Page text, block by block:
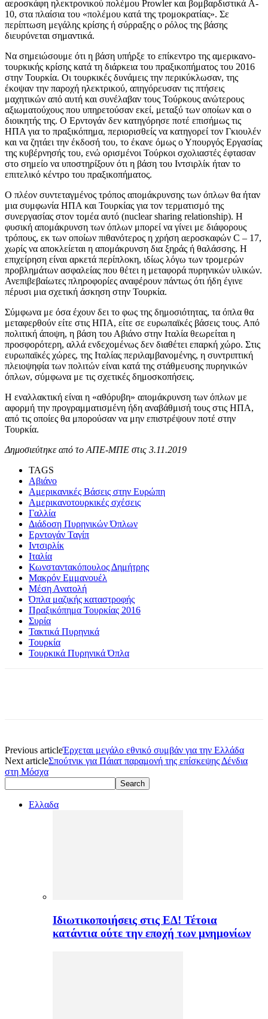
αεροσκάφη ηλεκτρονικού πολέμου Prowler και βομβαρδιστικά A-
10, στα πλαίσια του «πολέμου κατά της τρομοκρατίας». Σε
περίπτωση μεγάλης κρίσης ή σύρραξης ο ρόλος της βάσης
διευρύνεται σημαντικά.
Να σημειώσουμε ότι η βάση υπήρξε το επίκεντρο της αμερικανο-
τουρκικής κρίσης κατά τη διάρκεια του πραξικοπήματος του 2016
στην Τουρκία. Οι τουρκικές δυνάμεις την περικύκλωσαν, της
έκοψαν την παροχή ηλεκτρικού, απηγόρευσαν τις πτήσεις
μαχητικών από αυτή και συνέλαβαν τους Τούρκους ανώτερους
αξιωματούχους που υπηρετούσαν εκεί, μεταξύ των οποίων και ο
διοικητής της. Ο Ερντογάν δεν κατηγόρησε ποτέ επισήμως τις
ΗΠΑ για το πραξικόπημα, περιορισθείς να κατηγορεί τον Γκιουλέν
και να ζητάει την έκδοσή του, το έκανε όμως ο Υπουργός Εργασίας
της κυβέρνησής του, ενώ ορισμένοι Τούρκοι σχολιαστές έφτασαν
στο σημείο να υποστηρίξουν ότι η βάση του Ιντσιρλίκ ήταν το
επιτελικό κέντρο του πραξικοπήματος.
Ο πλέον συντεταγμένος τρόπος απομάκρυνσης των όπλων θα ήταν
μια συμφωνία ΗΠΑ και Τουρκίας για τον τερματισμό της
συνεργασίας στον τομέα αυτό (nuclear sharing relationship). H
φυσική απομάκρυνση των όπλων μπορεί να γίνει με διάφορους
τρόπους, εκ των οποίων πιθανότερος η χρήση αεροσκαφών C – 17,
χωρίς να αποκλείεται η απομάκρυνση δια ξηράς ή θαλάσσης. Η
επιχείρηση είναι αρκετά περίπλοκη, ιδίως λόγω των τρομερών
προβλημάτων ασφαλείας που θέτει η μεταφορά πυρηνικών υλικών.
Ανεπιβεβαίωτες πληροφορίες αναφέρουν πάντως ότι ήδη έγινε
πέρυσι μια σχετική άσκηση στην Τουρκία.
Σύμφωνα με όσα έχουν δει το φως της δημοσιότητας, τα όπλα θα
μεταφερθούν είτε στις ΗΠΑ, είτε σε ευρωπαϊκές βάσεις τους. Από
πολιτική άποψη, η βάση του Αβιάνο στην Ιταλία θεωρείται η
προσφορότερη, αλλά ενδεχομένως δεν διαθέτει επαρκή χώρο. Στις
ευρωπαϊκές χώρες, της Ιταλίας περιλαμβανομένης, η συντριπτική
πλειοψηφία των πολιτών είναι κατά της στάθμευσης πυρηνικών
όπλων, σύμφωνα με τις σχετικές δημοσκοπήσεις.
Η εναλλακτική είναι η «αθόρυβη» απομάκρυνση των όπλων με
αφορμή την προγραμματισμένη ήδη αναβάθμισή τους στις ΗΠΑ,
από τις οποίες θα μπορούσαν να μην επιστρέψουν ποτέ στην
Τουρκία.
Δημοσιεύτηκε από το ΑΠΕ-ΜΠΕ στις 3.11.2019
TAGS
Αβιάνο
Αμερικανικές Βάσεις στην Ευρώπη
Αμερικανοτουρκικές σχέσεις
Γαλλία
Διάδοση Πυρηνικών Όπλων
Ερντογάν Ταγίπ
Ιντσιρλίκ
Ιταλία
Κωνσταντακόπουλος Δημήτρης
Μακρόν Εμμανουέλ
Μέση Ανατολή
Όπλα μαζικής καταστροφής
Πραξικόπημα Τουρκίας 2016
Συρία
Τακτικά Πυρηνικά
Τουρκία
Τουρκικά Πυρηνικά Όπλα
Previous articleΈρχεται μεγάλο εθνικό συμβάν για την Ελλάδα
Next articleΣπούτνικ για Πάιατ παραμονή της επίσκεψης Δένδια
στη Μόσχα
Ελλαδα
Ιδιωτικοποιήσεις στις ΕΔ! Τέτοια
κατάντια ούτε την εποχή των μνημονίων